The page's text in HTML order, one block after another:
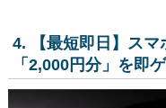
4. 【最短即日】ス
「2,000円分」を即